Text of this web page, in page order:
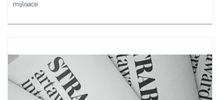
mijloace